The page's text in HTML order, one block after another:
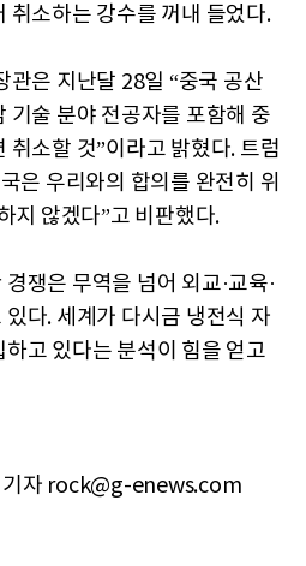
취소하는 강수를 꺼내 들었다.
관은 지난달 28일 “중국 공산
기술 분야 전공자를 포함해 중
취소할 것”이라고 밝혔다. 트럼
은 우리와의 합의를 완전히 위
지 않겠다”고 비판했다.
쟁은 무역을 넘어 외교·교육·
다. 세계가 다시금 냉전식 자
고 있다는 분석이 힘을 얻고
기자 rock@g-enews.com